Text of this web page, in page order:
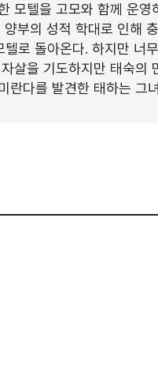
모텔을 고모와 함께 운
부의 성적 학대로 인해
로 돌아온다. 하지만 너
살을 기도하지만 태숙의
란다를 발견한 태하는 그